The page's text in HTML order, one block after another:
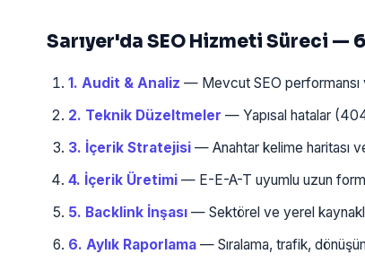
Sarıyer'da SEO Hizmeti Süreci —
1. Audit & Analiz — Mevcut SEO performansı
2. Teknik Düzeltmeler — Yapısal hatalar
3. İçerik Stratejisi — Anahtar kelime haritası
4. İçerik Üretimi — E-E-A-T uyumlu uzun form
5. Backlink İnşası — Sektörel ve yerel
6. Aylık Raporlama — Sıralama, trafik,